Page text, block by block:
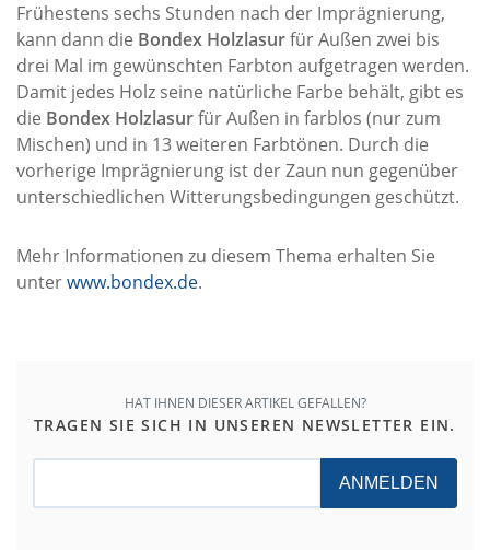
Frühestens sechs Stunden nach der Imprägnierung,
kann dann die Bondex Holzlasurfür Außen zwei bis
drei Mal im gewünschten Farbton aufgetragen werden.
Damit jedes Holz seine natürliche Farbe behält, gibt es
die Bondex Holzlasurfür Außen in farblos (nur zum
Mischen) und in 13 weiteren Farbtönen. Durch die
vorherige Imprägnierung ist der Zaun nun gegenüber
unterschiedlichen Witterungsbedingungen geschützt.
Mehr Informationen zu diesem Thema erhalten Sie
unterwww.bondex.de.
HAT IHNEN DIESER ARTIKEL GEFALLEN?
TRAGEN SIE SICH IN UNSEREN NEWSLETTER EIN.
ANMELDEN